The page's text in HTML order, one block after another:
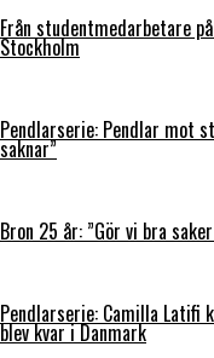
Från studentmedarbetare
Stockholm
Pendlarserie: Pendlar mot
saknar”
Bron 25 år: ”Gör vi bra
Pendlarserie: Camilla
blev kvar i Danmark